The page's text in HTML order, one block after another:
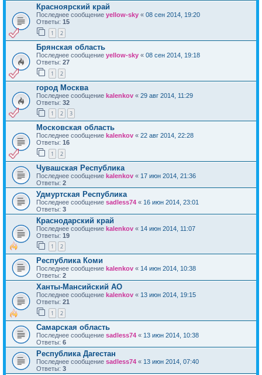
Красноярский край
Последнее сообщение yellow-sky « 08 сен 2014, 19:20
Ответы: 15
1 2
Брянская область
Последнее сообщение yellow-sky « 08 сен 2014, 19:18
Ответы: 27
1 2
город Москва
Последнее сообщение kalenkov « 29 авг 2014, 11:29
Ответы: 32
1 2 3
Московская область
Последнее сообщение kalenkov « 22 авг 2014, 22:28
Ответы: 16
1 2
Чувашская Республика
Последнее сообщение kalenkov « 17 июн 2014, 21:36
Ответы: 2
Удмуртская Республика
Последнее сообщение sadless74 « 16 июн 2014, 23:01
Ответы: 3
Краснодарский край
Последнее сообщение kalenkov « 14 июн 2014, 11:07
Ответы: 19
1 2
Республика Коми
Последнее сообщение kalenkov « 14 июн 2014, 10:38
Ответы: 2
Ханты-Мансийский АО
Последнее сообщение kalenkov « 13 июн 2014, 19:15
Ответы: 21
1 2
Самарская область
Последнее сообщение sadless74 « 13 июн 2014, 10:38
Ответы: 6
Республика Дагестан
Последнее сообщение sadless74 « 13 июн 2014, 07:40
Ответы: 3